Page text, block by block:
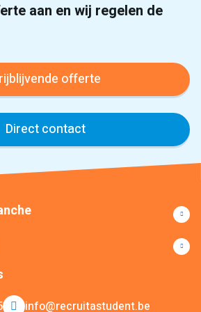
aan en wij regelen de
offerte
Direct contact
info@recruitastudent.be